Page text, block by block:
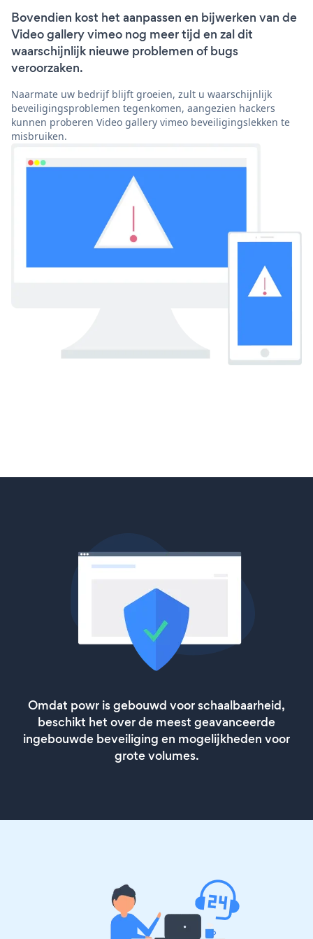
Bovendien kost het aanpassen en bijwerken van de
Video gallery vimeo nog meer tijd en zal dit
waarschijnlijk nieuwe problemen of bugs
veroorzaken.
Naarmate uw bedrijf blijft groeien, zult u waarschijnlijk
beveiligingsproblemen tegenkomen, aangezien hackers
kunnen proberen Video gallery vimeo beveiligingslekken te
misbruiken.
Omdat powr is gebouwd voor schaalbaarheid,
beschikt het over de meest geavanceerde
ingebouwde beveiliging en mogelijkheden voor
grote volumes.